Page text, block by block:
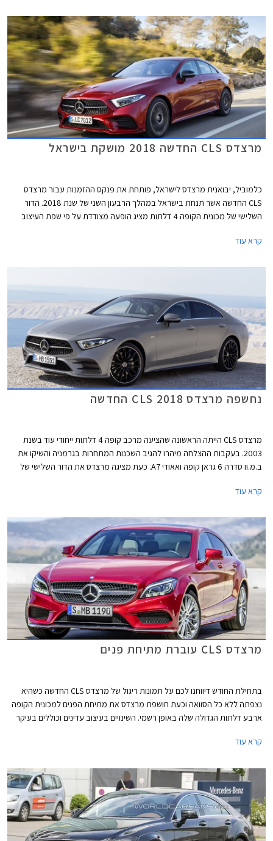
מרצדס CLS החדשה 2018 מושקת בישראל
כלמוביל, יבואנית מרצדס לישראל, פותחת את פנקס ההזמנות עבור מרצדס
CLS החדשה אשר תנחת בישראל במהלך הרבעון השני של שנת 2018. הדור
השלישי של מכונית הקופה 4 דלתות מציג הופעה מצודדת על פי שפת העיצוב
העתידיים.
קרא עוד
נחשפה מרצדס CLS 2018 החדשה
מרצדס CLS הייתה הראשונה שהציעה מרכב קופה 4 דלתות ייחודי עוד בשנת
2003. בעקבות ההצלחה מיהרו להגיב השכנות המתחרות בגרמניה והשיקו את
ב.מ.וו סדרה 6 גראן קופה ואאודי A7. כעת מציגה מרצדס את הדור השלישי של
פגוש אגרסיבי, וגריל גדול שבמרכזו מנצנץ סמל גדול של המותג. מכסה המנוע
האחורי מציג קווים חלקים ונטולי קימורים, עם גג הגולש בהמשכיות אל מכסה תא
המטען.
קרא עוד
מרצדס CLS עוברת מתיחת פנים
בתחילת החודש דיווחנו לכם על תמונות ריגול של מרצדס CLS החדשה כשהיא
נצפתה ללא כל הסוואה וכעת חושפת מרצדס את מתיחת הפנים למכונית הקופה
ארבע דלתות הגדולה שלה באופן רשמי. השינויים בעיצוב עדינים וכוללים בעיקר
השבכה הקדמית עודכנה גם היא ומציגה כעת פס כרום מרכזי אחד כשמסביבו
קרא עוד